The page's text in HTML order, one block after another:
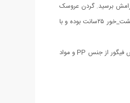
آرامش برسید. گردن عروسک
مشت خور حالت فنری ارتجاعی دارد که با هربار ضربه به سر به جای خود باز میگردد علاوه بر این ها با هربار مشت زدن به عروسک صدا دادو فریاد از خود تولید میکند. ارتفاع عروسک_مشت_خور ۲۵سانت بوده و با
از هر جا و هرکس اعصابتون خورد بود روی این بنده خدا خالی کنید و تا میخوره بزنیدش.این عروسک خوراک کساییه که عصبین، راحت میتونن حرصشونو خالی کنن. عروسک ضد استرس فیگور از جنس PP و مواد